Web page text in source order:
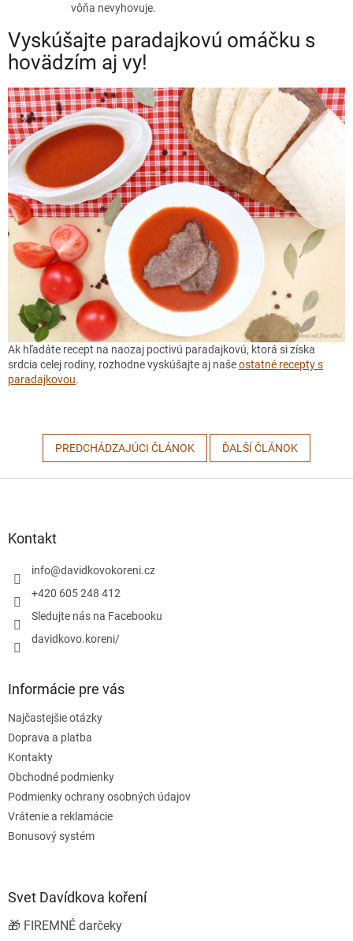
vôňa nevyhovuje.
Vyskúšajte paradajkovú omáčku s
hovädzím aj vy!
Ak hľadáte recept na naozaj poctivú paradajkovú, ktorá si získa
srdcia celej rodiny, rozhodne vyskúšajte aj našeostatné recepty s
paradajkovou.
PREDCHÁDZAJÚCI ČLÁNOK ĎALŠÍ ČLÁNOK
Kontakt
info@davidkovokoreni.cz
+420 605 248 412
Sledujte nás na Facebooku
davidkovo.koreni/
Informácie pre vás
Najčastejšie otázky
Doprava a platba
Kontakty
Obchodné podmienky
Podmienky ochrany osobných údajov
Vrátenie a reklamácie
Bonusový systém
Svet Davídkova koření
🎁 FIREMNÉ darčeky